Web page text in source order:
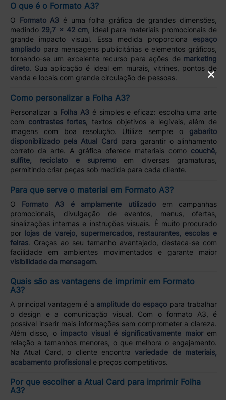
O que é o Formato A3?
O Formato A3 é uma folha gráfica de grandes dimensões,
medindo 29,7 x 42 cm , ideal para materiais promocionais de
grande impacto visual. Essa medida proporciona espaço
ampliadopara mensagens publicitárias e elementos gráficos,
tornando-se um excelente recurso para ações de marketing
direto. Sua aplicação é ideal em murais, vitrines, pontos de
venda e locais com grande circulação de pessoas.
Como personalizar a Folha A3?
Personalizar a Folha A3 é simples e eficaz: escolha uma arte
com contrastes fortes , textos objetivos e legíveis, além de
imagens com boa resolução. Utilize sempre o gabarito
disponibilizado pela Atual Card para garantir o alinhamento
correto da arte. A gráfica oferece materiais como couchê,
sulfite, reciclato e supremo em diversas gramaturas,
permitindo criar peças sob medida para cada cliente.
Para que serve o material em Formato A3?
O Formato A3 é amplamente utilizadoem campanhas
promocionais, divulgação de eventos, menus, ofertas,
sinalizações internas e instruções visuais. É muito procurado
por lojas de varejo, supermercados, restaurantes, escolas e
feiras. Graças ao seu tamanho avantajado, destaca-se com
facilidade em ambientes movimentados e garante maior
visibilidade da mensagem.
Quais são as vantagens de imprimir em Formato
A3?
A principal vantagem é a amplitude do espaço para trabalhar
o design e a comunicação visual. Com o formato A3, é
possível inserir mais informações sem comprometer a clareza.
Além disso, o impacto visual é significativamente maiorem
relação a tamanhos menores, o que melhora o engajamento.
Na Atual Card, o cliente encontravariedade de materiais,
acabamento profissionale preços competitivos.
Por que escolher a Atual Card para imprimir Folha
A3?
×